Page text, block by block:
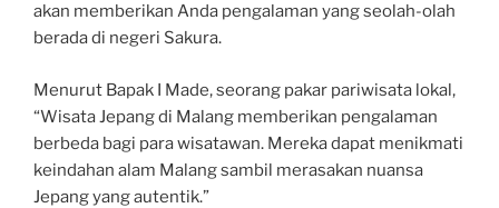
akan memberikan Anda pengalaman yang seolah-olah
berada di negeri Sakura.
Menurut Bapak I Made, seorang pakar pariwisata lokal,
“Wisata Jepang di Malang memberikan pengalaman
berbeda bagi para wisatawan. Mereka dapat menikmati
keindahan alam Malang sambil merasakan nuansa
Jepang yang autentik.”